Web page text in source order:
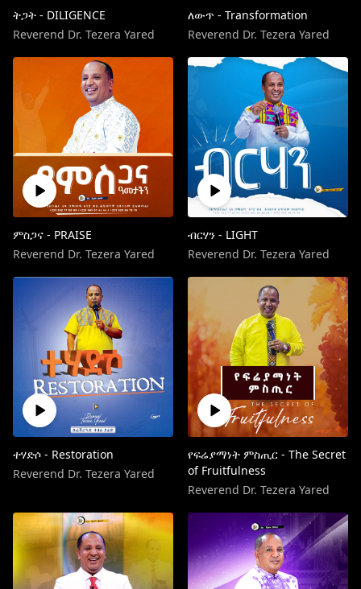
ትጋት - DILIGENCE
Reverend Dr. Tezera Yared
ለውጥ - Transformation
Reverend Dr. Tezera Yared
ምስጋና - PRAISE
Reverend Dr. Tezera Yared
ብርሃን - LIGHT
Reverend Dr. Tezera Yared
ተሃድሶ - Restoration
Reverend Dr. Tezera Yared
የፍሬያማነት ምስጢር - The Secret
of Fruitfulness
Reverend Dr. Tezera Yared